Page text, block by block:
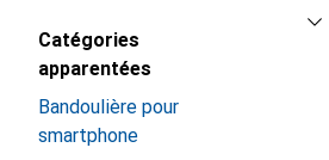
Catégories
apparentées
Bandoulière pour
smartphone